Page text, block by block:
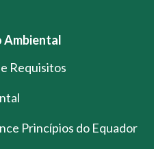
Ambiental
Requisitos
Princípios do Equador